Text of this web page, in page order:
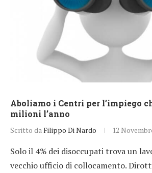
Aboliamo i Centri per l’impiego
milioni l’anno
Scritto da Filippo Di Nardo 12
Solo il 4% dei disoccupati trova un
vecchio ufficio di collocamento.